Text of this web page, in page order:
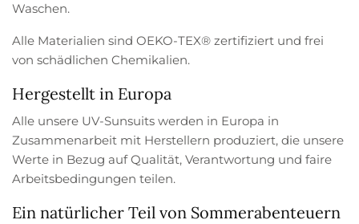
Waschen.
Alle Materialien sind OEKO-TEX® zertifiziert und frei
von schädlichen Chemikalien.
Hergestellt in Europa
Alle unsere UV-Sunsuits werden in Europa in
Zusammenarbeit mit Herstellern produziert, die unsere
Werte in Bezug auf Qualität, Verantwortung und faire
Arbeitsbedingungen teilen.
Ein natürlicher Teil von Sommerabenteuern